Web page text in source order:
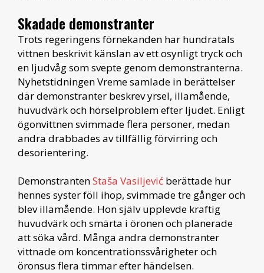
Skadade demonstranter
Trots regeringens förnekanden har hundratals
vittnen beskrivit känslan av ett osynligt tryck och
en ljudvåg som svepte genom demonstranterna.
Nyhetstidningen Vreme samlade in berättelser
där demonstranter beskrev yrsel, illamående,
huvudvärk och hörselproblem efter ljudet. Enligt
ögonvittnen svimmade flera personer, medan
andra drabbades av tillfällig förvirring och
desorientering.
DemonstrantenStaša Vasiljević berättade hur
hennes syster föll ihop, svimmade tre gånger och
blev illamående. Hon själv upplevde kraftig
huvudvärk och smärta i öronen och planerade
att söka vård. Många andra demonstranter
vittnade om koncentrationssvårigheter och
öronsus flera timmar efter händelsen.